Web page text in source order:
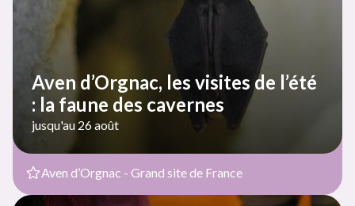
Aven d’Orgnac, les visites de l’été
: la faune des cavernes
jusqu'au 26 août
Aven d’Orgnac - Grand site de France